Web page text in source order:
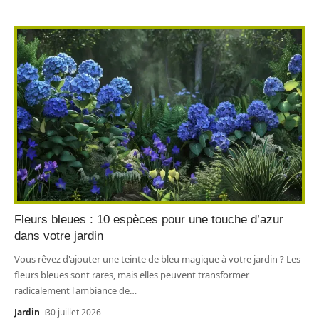
Fleurs bleues : 10 espèces pour une touche d’azur
dans votre jardin
Vous rêvez d'ajouter une teinte de bleu magique à votre jardin ? Les
fleurs bleues sont rares, mais elles peuvent transformer
radicalement l'ambiance de…
Jardin 30 juillet 2026